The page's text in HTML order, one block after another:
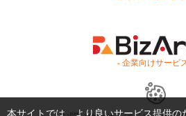
- 企業向けサービ
本サイトでは、より良いサービス提供の